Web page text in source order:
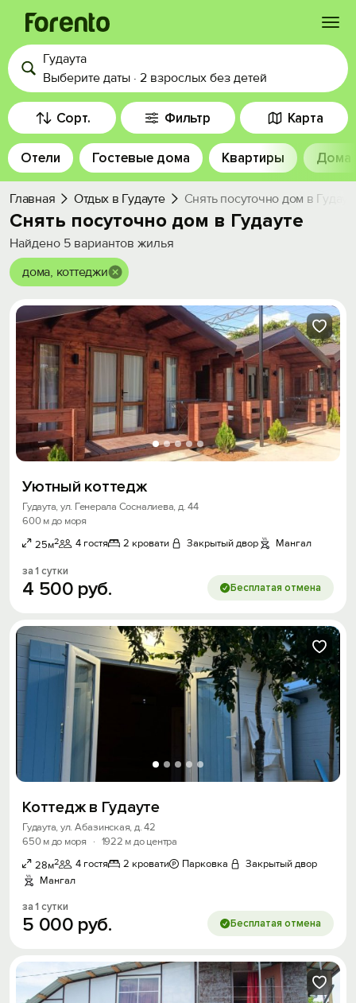
Войти
Избранное
История просмотра
Добавить свой объект
Гудаута
Выберите даты · 2 взрослых без детей
Сорт. Фильтр Карта
Отели Гостевые дома Квартиры Дома
Главная Отдых в Гудауте Снять посуточно дом в
Снять посуточно дом в Гудауте
Найдено 5 вариантов жилья
дома, коттеджи
Уютный коттедж
Гудаута, ул. Генерала Сосналиева, д. 44
600 м до моря
25м2 4 гостя 2 кровати Закрытый двор Мангал
за 1 сутки
4 500 руб. Бесплатая отмена
Коттедж в Гудауте
Гудаута, ул. Абазинская, д. 42
650 м до моря
· 1922 м до центра
28м2 4 гостя 2 кровати Парковка
Закрытый двор
Мангал
за 1 сутки
5 000 руб. Бесплатая отмена